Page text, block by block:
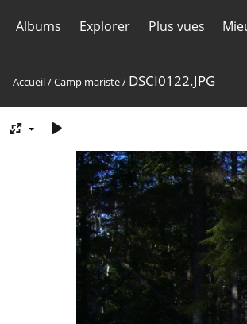
Albums Explorer Plus vues
Accueil/Camp mariste/ DSCI0122.JPG